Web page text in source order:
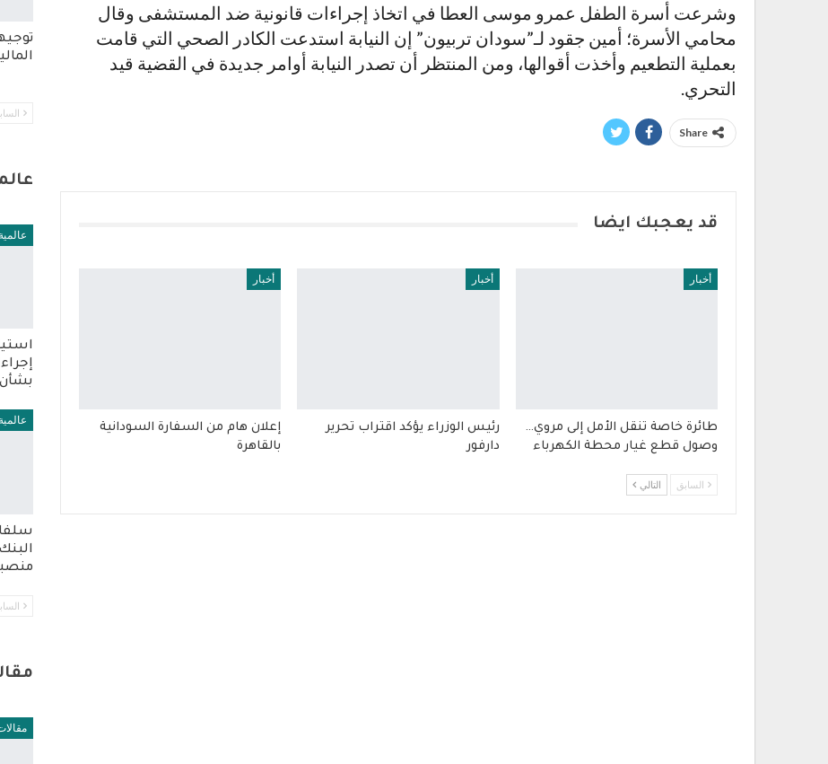
وشرعت أسرة الطفل عمرو موسى العطا في اتخاذ إجراءات قانونية ضد المستشفى وقال
محامي الأسرة؛ أمين جقود لـ”سودان تربيون” إن النيابة استدعت الكادر الصحي التي قامت
بعملية التطعيم وأخذت أقوالها، ومن المنتظر أن تصدر النيابة أوامر جديدة في القضية قيد
التحري.
Share
قد يعجبك ايضا
أخبار
طائرة خاصة تنقل الأمل إلى مروي…
وصول قطع غيار محطة الكهرباء
أخبار
رئيس الوزراء يؤكد اقتراب تحرير
دارفور
أخبار
إعلان هام من السفارة السودانية
بالقاهرة
السابق التالي
عالمية
عالمية